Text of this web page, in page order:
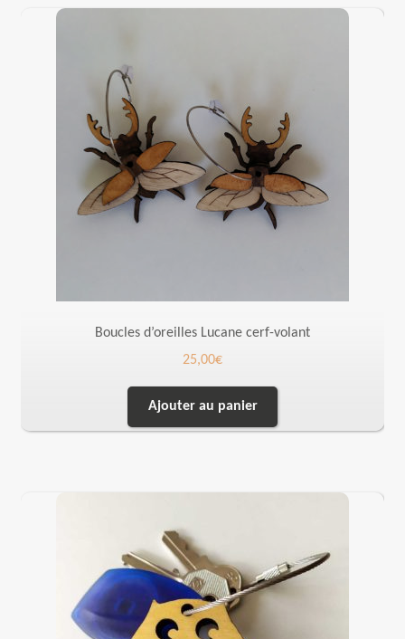
Boucles d’oreilles Lucane cerf-volant
25,00€
Ajouter au panier